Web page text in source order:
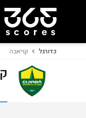
כדורגל קויאבה